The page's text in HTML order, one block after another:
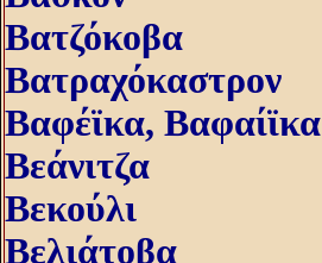
Βατζόκοβα
Βατραχόκαστρον
Βαφέϊκα, Βαφαίϊκα
Βεάνιτζα
Βεκούλι
Βελιάτοβα